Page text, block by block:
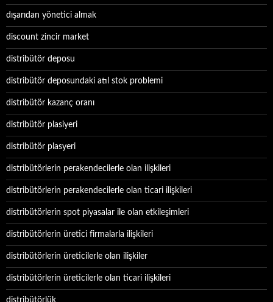
dışarıdan yönetici almak
discount zincir market
distribütör deposu
distribütör deposundaki atıl stok problemi
distribütör kazanç oranı
distribütör plasiyeri
distribütör plasyeri
distribütörlerin perakendecilerle olan ilişkileri
distribütörlerin perakendecilerle olan ticari ilişkileri
distribütörlerin spot piyasalar ile olan etkileşimleri
distribütörlerin üretici firmalarla ilişkileri
distribütörlerin üreticilerle olan ilişkiler
distribütörlerin üreticilerle olan ticari ilişkileri
distribütörlük